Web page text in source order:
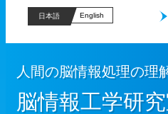
日本語 English
人間の脳情報処理の理
脳情報工学研